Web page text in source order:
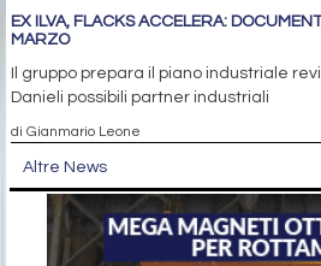
EX ILVA, FLACKS ACCELERA:
MARZO
Il gruppo prepara il piano industriale
Danieli possibili partner industriali
di Gianmario Leone
Altre News